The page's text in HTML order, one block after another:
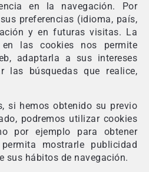
en la navegación. Por
preferencias (idioma, país,
y en futuras visitas. La
en las cookies nos permite
adaptarla a sus intereses
las búsquedas que realice,
si hemos obtenido su previo
podremos utilizar cookies
por ejemplo para obtener
mostrarle publicidad
sus hábitos de navegación.